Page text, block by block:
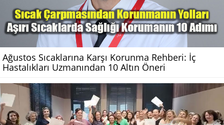
Ağustos Sıcaklarına Karşı Korunma Rehberi: İç
Hastalıkları Uzmanından 10 Altın Öneri